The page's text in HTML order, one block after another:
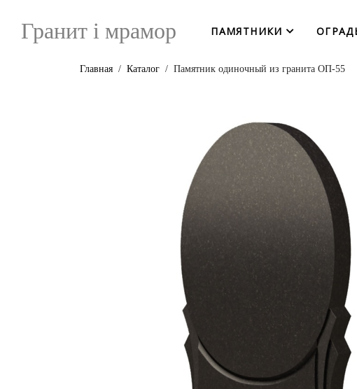
Гранит i мрамор ПАМЯТНИКИ
Главная Каталог Памятник одиночный из гранита ОП-55